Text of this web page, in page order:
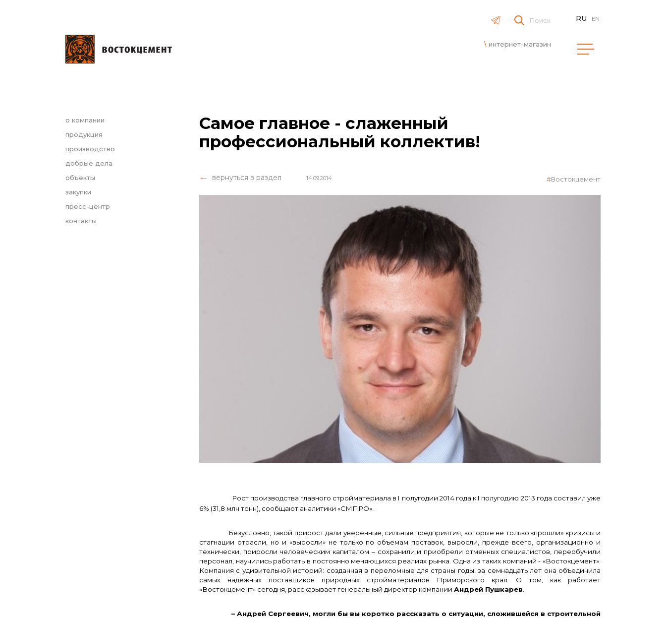
Поиск
интернет-магазин
RU EN
о компании
продукция
производство
добрые дела
объекты
закупки
пресс-центр
контакты
Самое главное - слаженный
профессиональный коллектив!
вернуться в раздел 14.09.2014 Востокцемент
Рост производства главного стройматериала в I полугодии 2014 года к I полугодию 2013 года составил уже
6% (31,8 млн тонн), сообщают аналитики «СМПРО».
Безусловно, такой прирост дали уверенные, сильные предприятия, которые не только «прошли» кризисы и
стагнации отрасли, но и «выросли» не только по объемам поставок, выросли, прежде всего, организационно и
технически, приросли человеческим капиталом – сохранили и приобрели отменных специалистов, переобучили
персонал, научились работать в постоянно меняющихся реалиях рынка. Одна из таких компаний - «Востокцемент».
Компания с удивительной историй: созданная в переломные для страны годы, за семнадцать лет она объединила
самых надежных поставщиков природных стройматериалов Приморского края. О том, как работает
«Востокцемент» сегодня, рассказывает генеральный директор компании Андрей Пушкарев
– Андрей Сергеевич, могли бы вы коротко рассказать о ситуации, сложившейся в строительной